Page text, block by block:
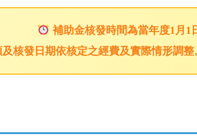
補助金核發時間為當年度1月1
核發日期依核定之經費及實際情形調